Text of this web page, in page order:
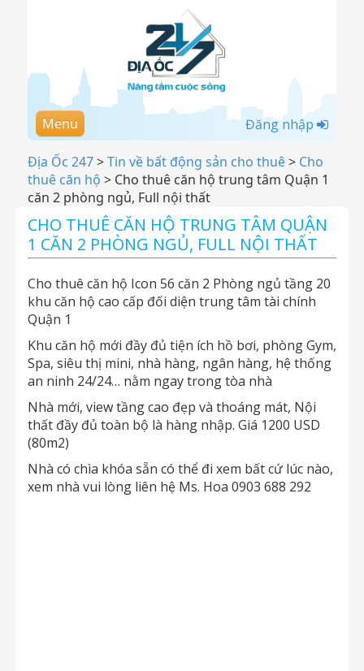
Menu Đăng nhập
Địa Ốc 247>Tin về bất động sản cho thuê> Cho
thuê căn hộ > Cho thuê căn hộ trung tâm Quận 1
căn 2 phòng ngủ, Full nội thất
CHO THUÊ CĂN HỘ TRUNG TÂM QUẬN
1 CĂN 2 PHÒNG NGỦ, FULL NỘI THẤT
Cho thuê căn hộ Icon 56 căn 2 Phòng ngủ tầng 20
khu căn hộ cao cấp đối diện trung tâm tài chính
Quận 1
Khu căn hộ mới đầy đủ tiện ích hồ bơi, phòng Gym,
Spa, siêu thị mini, nhà hàng, ngân hàng, hệ thống
an ninh 24/24… nằm ngay trong tòa nhà
Nhà mới, view tầng cao đẹp và thoáng mát, Nội
thất đầy đủ toàn bộ là hàng nhập. Giá 1200 USD
(80m2)
Nhà có chìa khóa sẵn có thể đi xem bất cứ lúc nào,
xem nhà vui lòng liên hệ Ms. Hoa 0903 688 292